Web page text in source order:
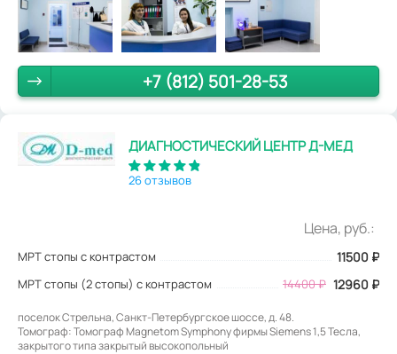
+7 (812) 501-28-53
ДИАГНОСТИЧЕСКИЙ ЦЕНТР Д-МЕД
26 отзывов
Цена, руб.:
МРТ стопы с контрастом 11500 ₽
МРТ стопы (2 стопы) с контрастом 14400 ₽ 12960 ₽
поселок Стрельна, Санкт-Петербургское шоссе, д. 48.
Томограф: Томограф Magnetom Symphony фирмы Siemens 1,5 Тесла,
закрытого типа закрытый высокопольный